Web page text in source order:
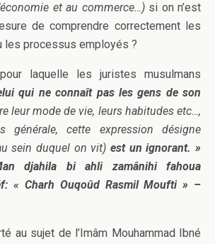
et au commerce…)si on n’est
de comprendre correctement les
les processus employés ?
laquelle les juristes musulmans
qui ne connaît pas les gens de son
leur mode de vie, leurs habitudes etc…,
générale, cette expression désigne
sein duquel on vit) est un ignorant. »
djahila bi ahli zamânihi fahoua
« Charh Ouqoûd Rasmil Moufti » –
au sujet de l’Imâm Mouhammad Ibné